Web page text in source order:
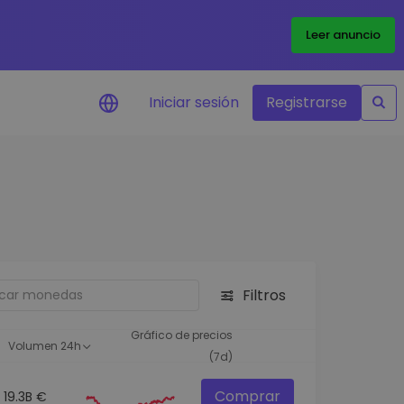
Leer anuncio
oportunidades de
inteligente para un
Iniciar sesión Registrarse
Filtros
Volumen 24h
Gráfico de precios
(7d)
19.3B € Comprar